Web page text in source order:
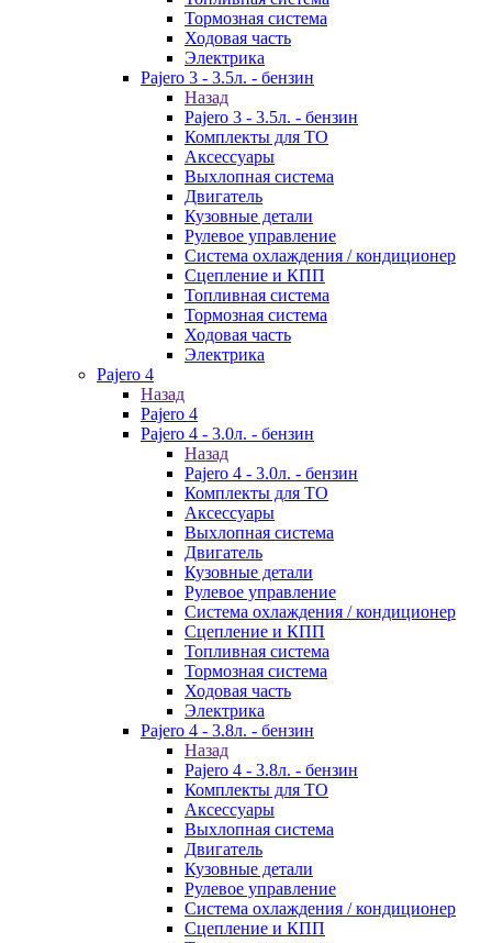
Тормозная система
Ходовая часть
Электрика
Pajero 3 - 3.5л. - бензин
Назад
Pajero 3 - 3.5л. - бензин
Комплекты для ТО
Аксессуары
Выхлопная система
Двигатель
Кузовные детали
Рулевое управление
Система охлаждения / кондиционер
Сцепление и КПП
Топливная система
Тормозная система
Ходовая часть
Электрика
Pajero 4
Назад
Pajero 4
Pajero 4 - 3.0л. - бензин
Назад
Pajero 4 - 3.0л. - бензин
Комплекты для ТО
Аксессуары
Выхлопная система
Двигатель
Кузовные детали
Рулевое управление
Система охлаждения / кондиционер
Сцепление и КПП
Топливная система
Тормозная система
Ходовая часть
Электрика
Pajero 4 - 3.8л. - бензин
Назад
Pajero 4 - 3.8л. - бензин
Комплекты для ТО
Аксессуары
Выхлопная система
Двигатель
Кузовные детали
Рулевое управление
Система охлаждения / кондиционер
Сцепление и КПП